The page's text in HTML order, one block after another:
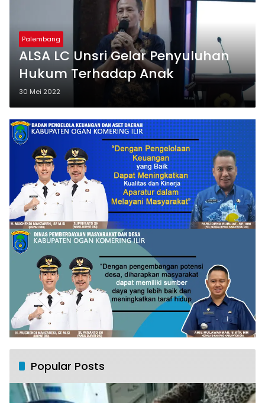
Palembang
ALSA LC Unsri Gelar Penyuluhan
Hukum Terhadap Anak
30 Mei 2022
Popular Posts